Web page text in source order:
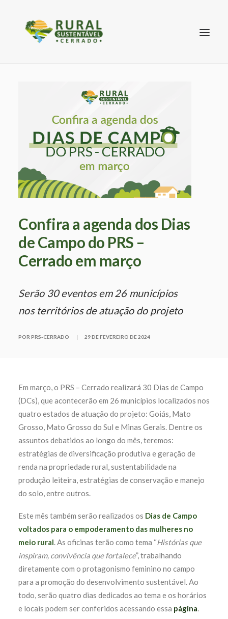
SEARCH
Confira a agenda dos Dias
de Campo do PRS –
Cerrado em março
Serão 30 eventos em 26 municípios
nos territórios de atuação do projeto
POR PRS-CERRADO | 29 DE FEVEREIRO DE 2024
Em março, o PRS – Cerrado realizará 30 Dias de Campo
(DCs), que acontecerão em 26 municípios localizados nos
quatro estados de atuação do projeto: Goiás, Mato
Grosso, Mato Grosso do Sul e Minas Gerais. Dentre os
assuntos debatidos ao longo do mês, teremos:
estratégias de diversificação produtiva e geração de
renda na propriedade rural, sustentabilidade na
produção leiteira, estratégias de conservação e manejo
do solo, entre outros.
Este mês também serão realizados os Dias de Campo
voltados para o empoderamento das mulheres no
meio rural. As oficinas terão como tema “Histórias que
inspiram, convivência que fortalece”, trabalhando
diretamente com o protagonismo feminino no campo
para a promoção do desenvolvimento sustentável. Ao
todo, serão quatro dias dedicados ao tema e os horários
e locais podem ser conferidos acessando essa página.